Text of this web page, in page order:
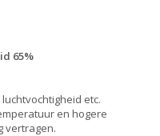
65%
etc.
en hogere
vertragen.